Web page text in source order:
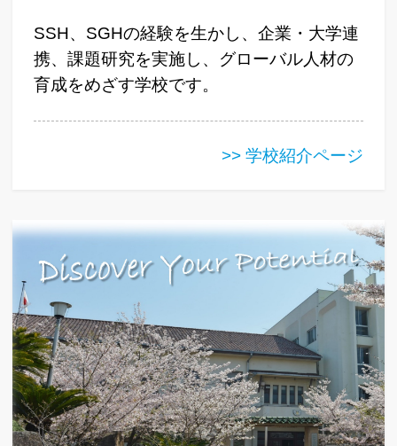
SSH、SGHの経験を生かし、企業・大学連
携、課題研究を実施し、グローバル人材の
育成をめざす学校です。
>> 学校紹介ページ